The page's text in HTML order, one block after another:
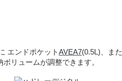
エンドポケットAVEA7(0.5L)、ま
ボリュームが調整できます。